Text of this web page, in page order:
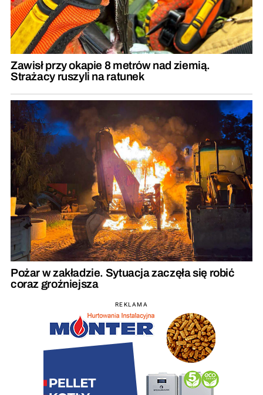
Zawisł przy okapie 8 metrów nad ziemią.
Strażacy ruszyli na ratunek
Pożar w zakładzie. Sytuacja zaczęła się robić
coraz groźniejsza
REKLAMA